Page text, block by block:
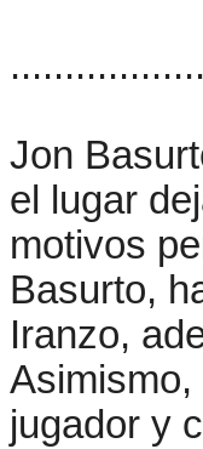
Jon
el lugar
motivos
Basurto,
Iranzo,
jugador y